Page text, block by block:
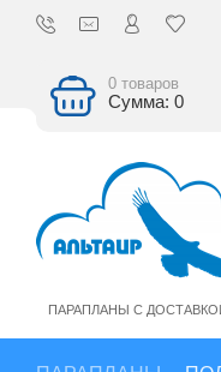
0 товаров
Сумма: 0
ПАРАПЛАНЫ С